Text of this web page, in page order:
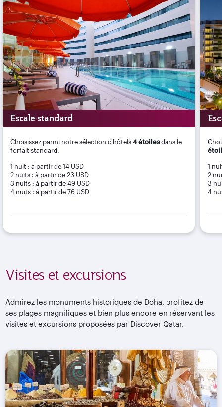
Escale standard
Choisissez parmi notre sélection d'hôtels4 étoilesdans le
forfait standard.
1 nuit : à partir de 14 USD
2 nuits : à partir de 23 USD
3 nuits : à partir de 49 USD
4 nuits : à partir de 76 USD
1
2
3
4
Visites et excursions
Admirez les monuments historiques de Doha, profitez de
ses plages magnifiques et bien plus encore en réservant les
visites et excursions proposées par Discover Qatar.